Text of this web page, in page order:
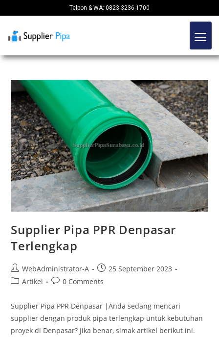
Telpon & WA: 0823-3236-1700
Supplier Pipa PPR Denpasar
Terlengkap
WebAdministrator-A
25 September 2023
Artikel
0 Comments
Supplier Pipa PPR Denpasar |Anda sedang mencari
supplier dengan produk pipa terlengkap untuk kebutuhan
proyek di Denpasar? Jika benar, simak artikel berikut ini.